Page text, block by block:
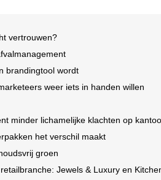
vertrouwen?
brandingtool wordt
weer iets in handen willen
minder lichamelijke klachten op
het verschil maakt
groen
Jewels & Luxury en Kitchen & Design